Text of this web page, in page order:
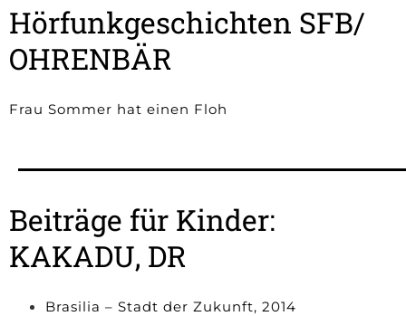
Hörfunkgeschichten SFB/
OHRENBÄR
Frau Sommer hat einen Floh
Beiträge für Kinder:
KAKADU, DR
Brasilia – Stadt der Zukunft, 2014